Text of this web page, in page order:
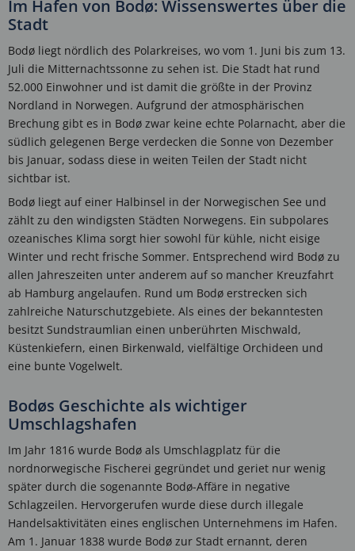
Im Hafen von Bodø: Wissenswertes über die
Stadt
Bodø liegt nördlich des Polarkreises, wo vom 1. Juni bis zum 13.
Juli die Mitternachtssonne zu sehen ist. Die Stadt hat rund
52.000 Einwohner und ist damit die größte in der Provinz
Nordland in Norwegen. Aufgrund der atmosphärischen
Brechung gibt es in Bodø zwar keine echte Polarnacht, aber die
südlich gelegenen Berge verdecken die Sonne von Dezember
bis Januar, sodass diese in weiten Teilen der Stadt nicht
sichtbar ist.
Bodø liegt auf einer Halbinsel in der Norwegischen See und
zählt zu den windigsten Städten Norwegens. Ein subpolares
ozeanisches Klima sorgt hier sowohl für kühle, nicht eisige
Winter und recht frische Sommer. Entsprechend wird Bodø zu
allen Jahreszeiten unter anderem auf so mancher Kreuzfahrt
ab Hamburg angelaufen. Rund um Bodø erstrecken sich
zahlreiche Naturschutzgebiete. Als eines der bekanntesten
besitzt Sundstraumlian einen unberührten Mischwald,
Küstenkiefern, einen Birkenwald, vielfältige Orchideen und
eine bunte Vogelwelt.
Bodøs Geschichte als wichtiger
Umschlagshafen
Im Jahr 1816 wurde Bodø als Umschlagplatz für die
nordnorwegische Fischerei gegründet und geriet nur wenig
später durch die sogenannte Bodø-Affäre in negative
Schlagzeilen. Hervorgerufen wurde diese durch illegale
Handelsaktivitäten eines englischen Unternehmens im Hafen.
Am 1. Januar 1838 wurde Bodø zur Stadt ernannt, deren